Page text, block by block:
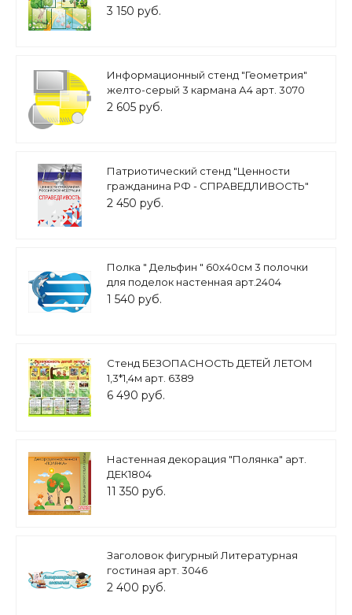
арт.ДС339
3 150 руб.
Информационный стенд "Геометрия"
желто-серый 3 кармана А4 арт. 3070
2 605 руб.
Патриотический стенд "Ценности
гражданина РФ - СПРАВЕДЛИВОСТЬ"
0,7х1м арт. 2450_1
2 450 руб.
Полка " Дельфин " 60х40см 3 полочки
для поделок настенная арт.2404
1 540 руб.
Стенд БЕЗОПАСНОСТЬ ДЕТЕЙ ЛЕТОМ
1,3*1,4м арт. 6389
6 490 руб.
Настенная декорация "Полянка" арт.
ДЕК1804
11 350 руб.
Заголовок фигурный Литературная
гостиная арт. 3046
2 400 руб.